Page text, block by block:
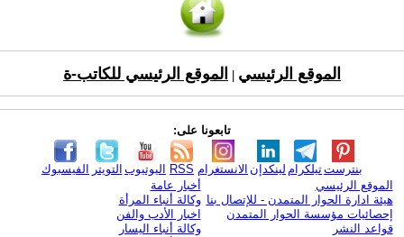
الموقع الرئيسي الموقع الرئيسي للكاتب-ة
تابعونا على:
الفيسبوك التويتر اليوتيوب RSS الانستغرام لينكدإن تيلكرامبنترست
الموقع الرئيسي
هيئة ادارة الحوار المتمدن - للإتصال بنا
إحصائيات مؤسسة الحوار المتمدن
قواعد النشر
أخبار عامة
وكالة أنباء المرأة
اخبار الأدب والفن
وكالة أنباء اليسار